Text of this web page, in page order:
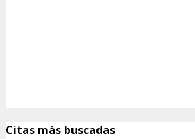
Citas más buscadas